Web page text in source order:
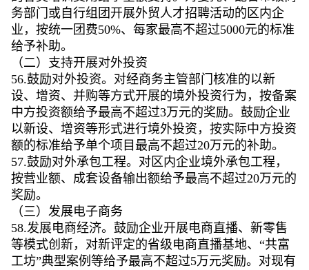
务部门或自行组团开展外贸人才招聘活动的区内企
业，按统一团费50%、每家最高不超过5000元的标准
给予补助。
（二）支持开展对外投资
56.鼓励对外投资。对经商务主管部门核准的以新
设、增资、并购等方式开展的境外投资行为，按备案
中方投资额给予最高不超过3万元的奖励。鼓励企业
以新设、增资等形式进行境外投资，按实际中方投资
额的标准给予单个项目最高不超过20万元的补助。
57.鼓励对外承包工程。对区内企业境外承包工程，
按营业额、成套设备输出额给予最高不超过20万元的
奖励。
（三）发展电子商务
58.发展电商经济。鼓励企业开展电商直播、新零售
等模式创新，对新评定的省级电商直播基地、“共富
工坊”典型案例等给予最高不超过5万元奖励。对现有